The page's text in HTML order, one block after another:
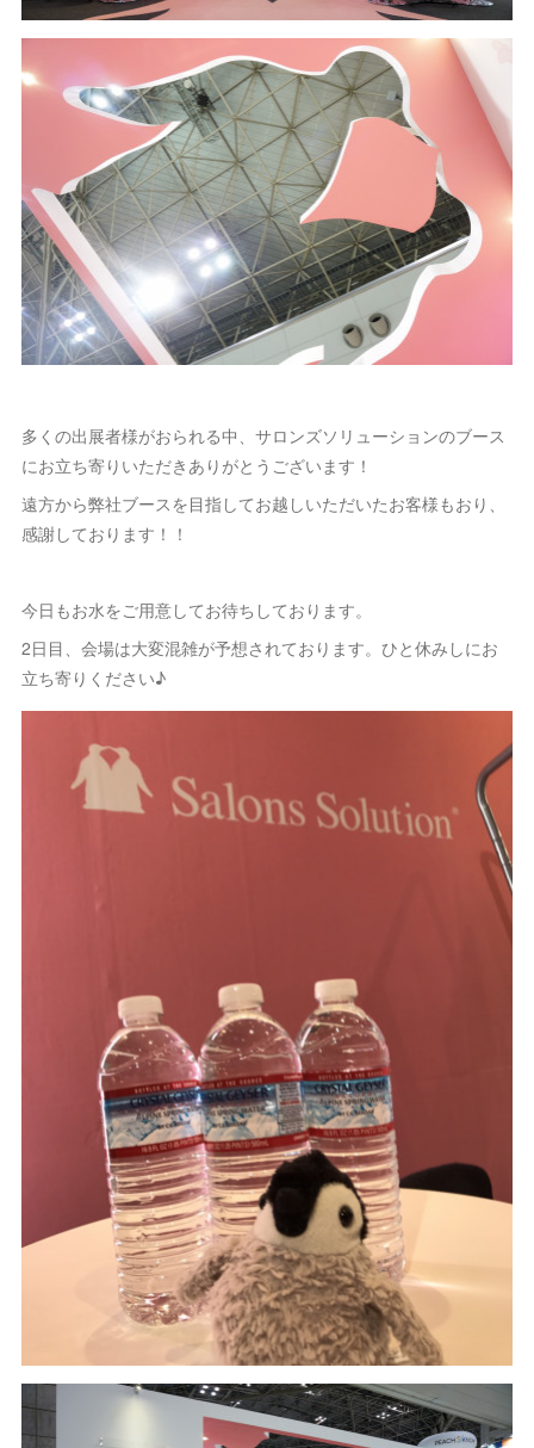
多くの出展者様がおられる中、サロンズソリューションのブース
にお立ち寄りいただきありがとうございます！
遠方から弊社ブースを目指してお越しいただいたお客様もおり、
感謝しております！！
今日もお水をご用意してお待ちしております。
2日目、会場は大変混雑が予想されております。ひと休みしにお
立ち寄りください♪